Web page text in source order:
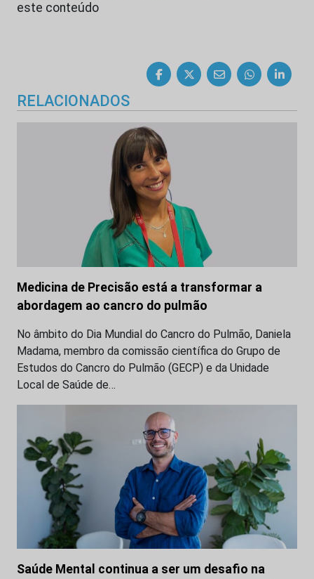
este conteúdo
RELACIONADOS
Medicina de Precisão está a transformar a
abordagem ao cancro do pulmão
No âmbito do Dia Mundial do Cancro do Pulmão, Daniela
Madama, membro da comissão científica do Grupo de
Estudos do Cancro do Pulmão (GECP) e da Unidade
Local de Saúde de…
Saúde Mental continua a ser um desafio na